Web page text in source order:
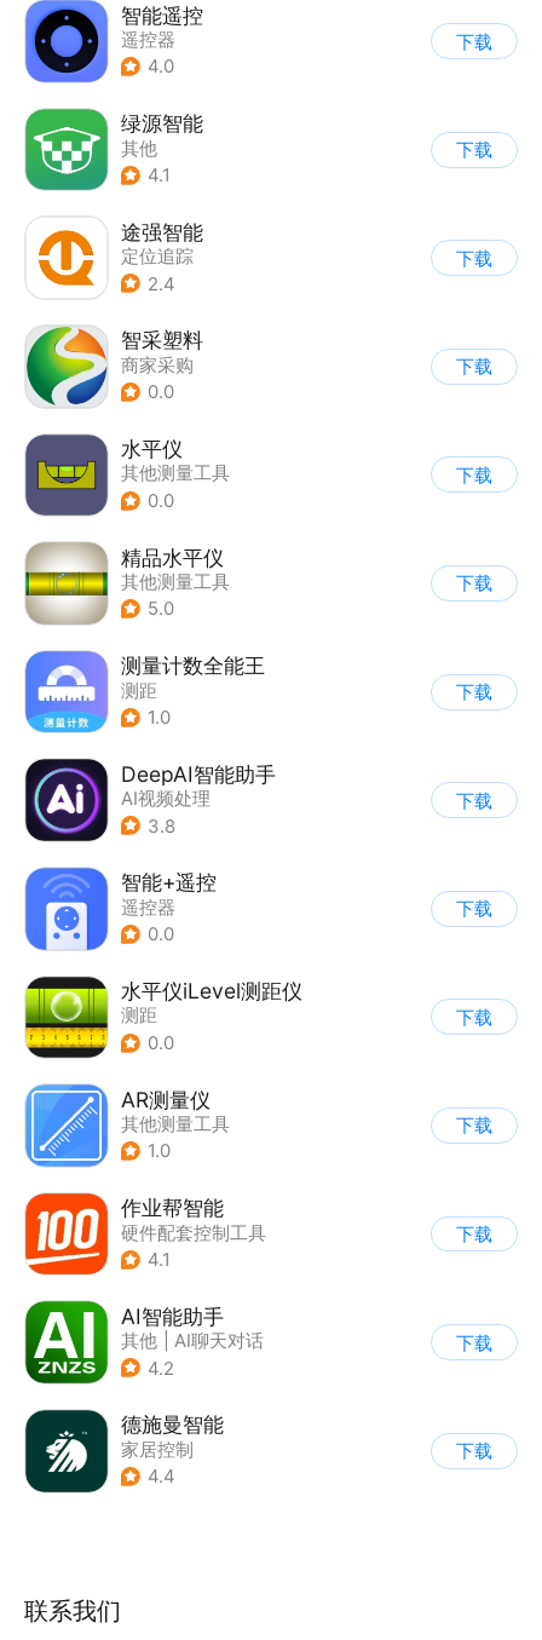
智能遥控
遥控器
4.0
下载
绿源智能
其他
4.1
下载
途强智能
定位追踪
2.4
下载
智采塑料
商家采购
0.0
下载
水平仪
其他测量工具
0.0
下载
精品水平仪
其他测量工具
5.0
下载
测量计数全能王
测距
1.0
下载
DeepAI智能助手
AI视频处理
3.8
下载
智能+遥控
遥控器
0.0
下载
水平仪iLevel测距仪
测距
0.0
下载
AR测量仪
其他测量工具
1.0
下载
作业帮智能
硬件配套控制工具
4.1
下载
AI智能助手
其他
AI聊天对话
4.2
下载
德施曼智能
家居控制
4.4
下载
联系我们